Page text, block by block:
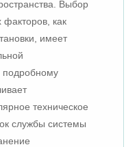
Выбор
факторов, как
имеет
подробному
техническое
службы системы